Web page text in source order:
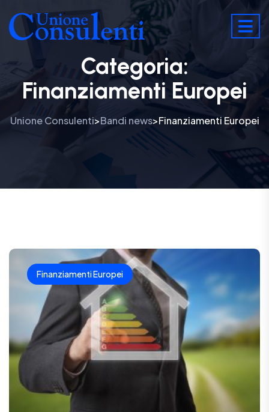
Categoria:
Finanziamenti Europei
Unione Consulenti>Bandi news>Finanziamenti Europei
Finanziamenti Europei